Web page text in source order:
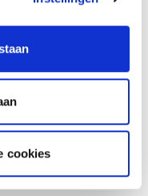
cookies